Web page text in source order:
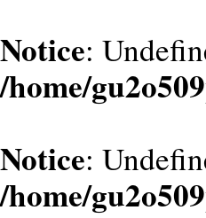
Notice:
/home/
Notice:
/home/